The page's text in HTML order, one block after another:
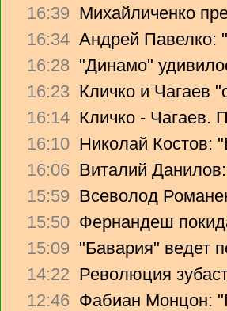
16:39 Михайличенко
16:34 Андрей Павелко:
16:28 "Динамо"
16:23 Кличко и Чагаев
16:14 Кличко - Чагаев.
16:10 Николай Костов:
16:06 Виталий
15:59 Всеволод
15:50 Фернандеш
15:09 "Бавария" ведет
14:22 Революция
12:46 Фабиан Монцон: